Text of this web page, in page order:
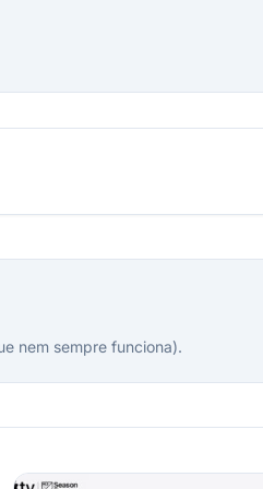
nem sempre funciona).